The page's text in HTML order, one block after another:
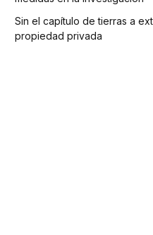
Sin el capítulo de tierras a
propiedad privada